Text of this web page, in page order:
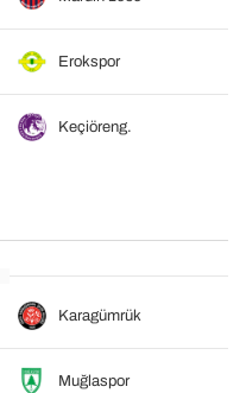
Erokspor
Keçiöreng.
Karagümrük
Muğlaspor